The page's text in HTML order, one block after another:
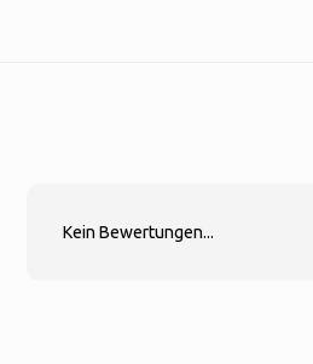
Kein Bewertungen...